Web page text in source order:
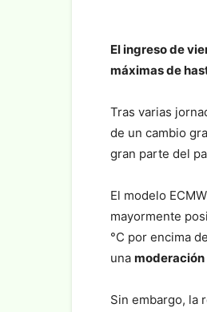
El ingreso de
máximas de
Tras varias
de un cambio
gran parte del
El modelo
mayormente
°C por encima
una moderación
Sin embargo, la